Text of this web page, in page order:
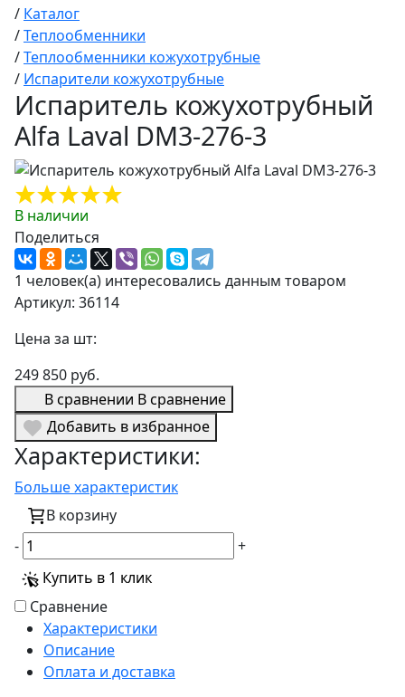
/ Каталог
/Теплообменники
/Теплообменники кожухотрубные
/ Испарители кожухотрубные
Испаритель кожухотрубный
Alfa Laval DM3-276-3
В наличии
Поделиться
1 человек(а) интересовались данным товаром
Артикул: 36114
Цена за шт:
249 850 руб.
В сравнении В сравнение
Добавить в избранное
Характеристики:
Больше характеристик
В корзину
-
+
Купить в 1 клик
Сравнение
Характеристики
Описание
Оплата и доставка